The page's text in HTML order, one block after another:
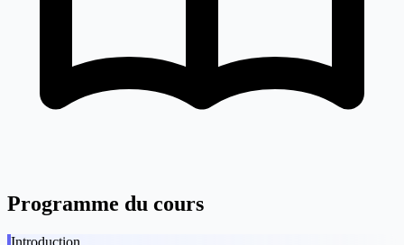
Programme du cours